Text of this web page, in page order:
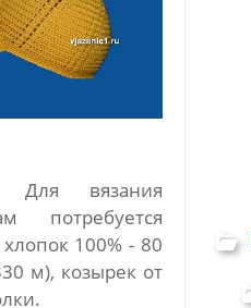
Для вязания
потребуется
100% - 80
м), козырек от